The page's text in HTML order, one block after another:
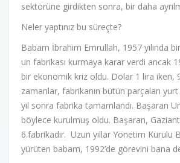
sektörüne girdikten sonra, bir daha
Neler yaptınız bu süreçte?
Babam İbrahim Emrullah, 1957 yılında
un fabrikası kurmaya karar verdi ancak
bir ekonomik kriz oldu. Dolar 1 lira iken, 9
zamanlar, fabrikanın bütün parçaları yurt
yıl sonra fabrika tamamlandı. Başaran
böylece kurulmuş oldu. Başaran,
6.fabrikadır. Uzun yıllar Yönetim Kurulu
yürüten babam, 1992’de görevini bana